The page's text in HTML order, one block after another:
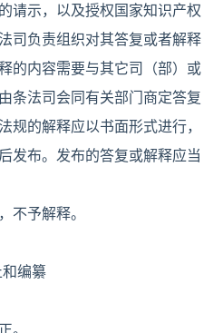
请示，以及授权国家知识产权
司负责组织对其答复或者解释
的内容需要与其它司（部）或
条法司会同有关部门商定答复
规的解释应以书面形式进行，
发布。发布的答复或解释应当
不予解释。
编纂
。